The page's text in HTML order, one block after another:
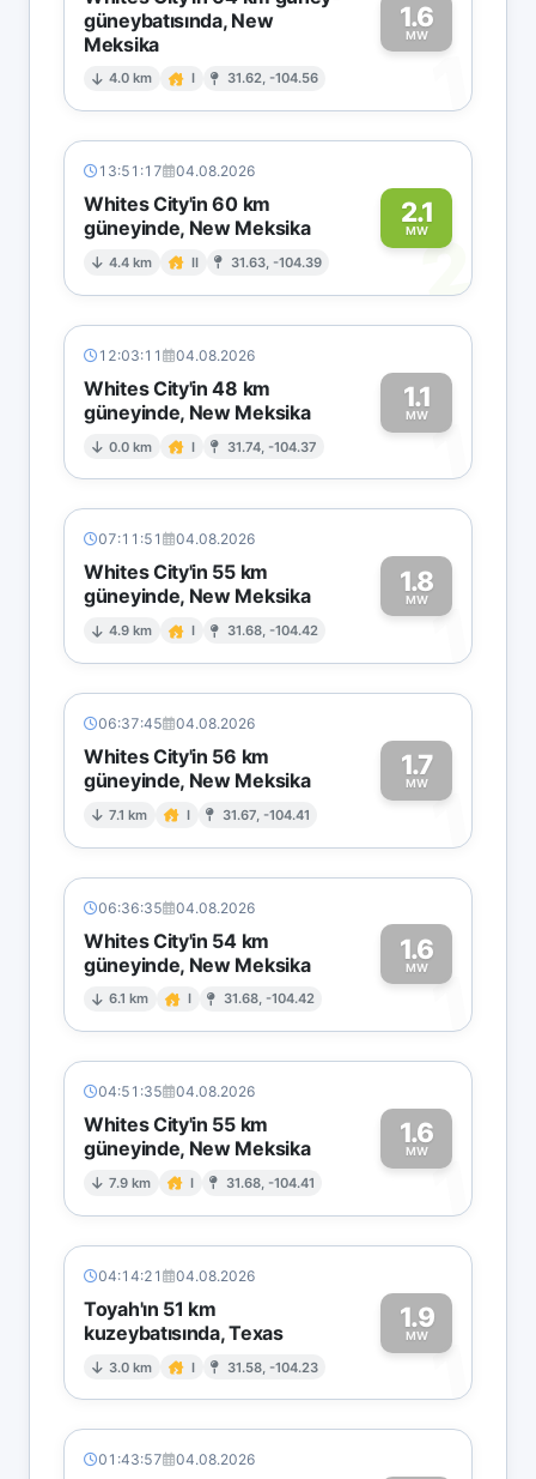
güneybatısında, New
Meksika
4.0 km I 31.62, -104.56
1.6
MW
1
13:51:17 04.08.2026
Whites City'in 60 km
güneyinde, New Meksika
4.4 km II 31.63, -104.39
2.1
MW
2
12:03:11 04.08.2026
Whites City'in 48 km
güneyinde, New Meksika
0.0 km I 31.74, -104.37
1.1
MW1
07:11:51 04.08.2026
Whites City'in 55 km
güneyinde, New Meksika
4.9 km I 31.68, -104.42
1.8
MW1
06:37:45 04.08.2026
Whites City'in 56 km
güneyinde, New Meksika
7.1 km I 31.67, -104.41
1.7
MW1
06:36:35 04.08.2026
Whites City'in 54 km
güneyinde, New Meksika
6.1 km I 31.68, -104.42
1.6
MW1
04:51:35 04.08.2026
Whites City'in 55 km
güneyinde, New Meksika
7.9 km I 31.68, -104.41
1.6
MW1
04:14:21 04.08.2026
Toyah'ın 51 km
kuzeybatısında, Texas
3.0 km I 31.58, -104.23
1.9
MW1
01:43:57 04.08.2026